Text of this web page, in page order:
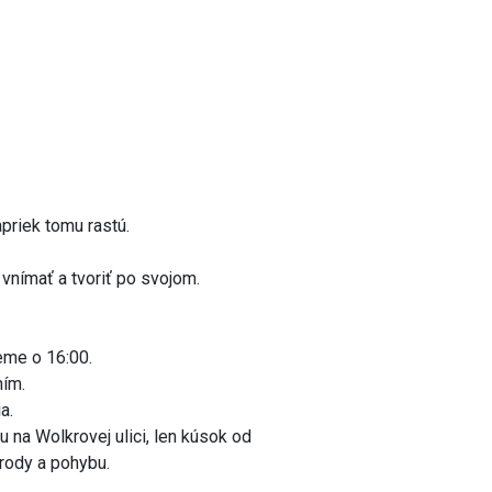
tomu rastú.
a tvoriť po svojom.
o 16:00.
na Wolkrovej ulici, len kúsok od
a pohybu.